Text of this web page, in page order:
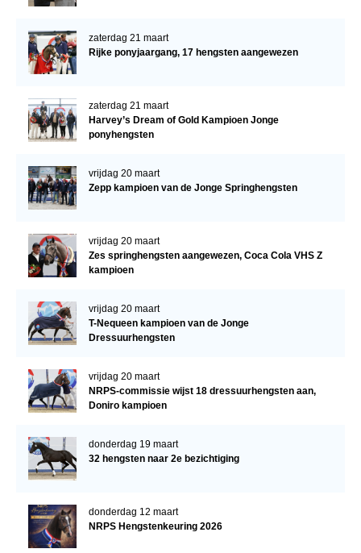
zaterdag 21 maart
Rijke ponyjaargang, 17 hengsten aangewezen
zaterdag 21 maart
Harvey’s Dream of Gold Kampioen Jonge
ponyhengsten
vrijdag 20 maart
Zepp kampioen van de Jonge Springhengsten
vrijdag 20 maart
Zes springhengsten aangewezen, Coca Cola VHS Z
kampioen
vrijdag 20 maart
T-Nequeen kampioen van de Jonge
Dressuurhengsten
vrijdag 20 maart
NRPS-commissie wijst 18 dressuurhengsten aan,
Doniro kampioen
donderdag 19 maart
32 hengsten naar 2e bezichtiging
donderdag 12 maart
NRPS Hengstenkeuring 2026